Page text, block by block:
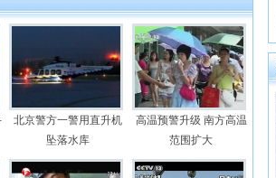
北京警方一警用直升机
坠落水库
高温预警升级 南方高温
范围扩大